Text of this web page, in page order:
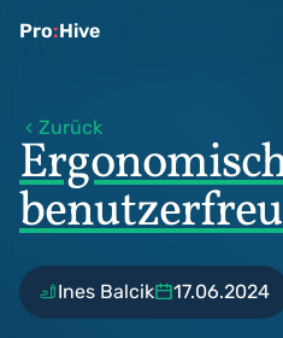
Pro:Hive
Zurück
Ines Balcik 17.06.2024